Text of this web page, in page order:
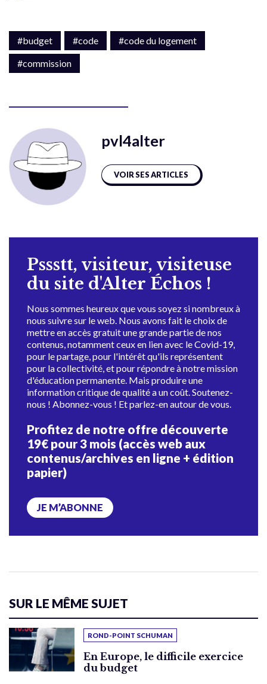
#budget #code
#code du logement
#commission
pvl4alter
VOIR SES ARTICLES
Pssstt, visiteur, visiteuse
du site d'Alter Échos !
Nous sommes heureux que vous soyez si nombreux à
nous suivre sur le web. Nous avons fait le choix de
mettre en accès gratuit une grande partie de nos
contenus, notamment ceux en lien avec le Covid-19,
pour le partage, pour l'intérêt qu'ils représentent
pour la collectivité, et pour répondre à notre mission
d'éducation permanente. Mais produire une
information critique de qualité a un coût. Soutenez-
nous ! Abonnez-vous ! Et parlez-en autour de vous.
Profitez de notre offre découverte
19€ pour 3 mois (accès web aux
contenus/archives en ligne + édition
papier)
JE M’ABONNE
SUR LE MÊME SUJET
ROND-POINT SCHUMAN
En Europe, le difficile exercice
du budget